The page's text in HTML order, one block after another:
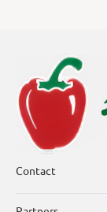
Contact